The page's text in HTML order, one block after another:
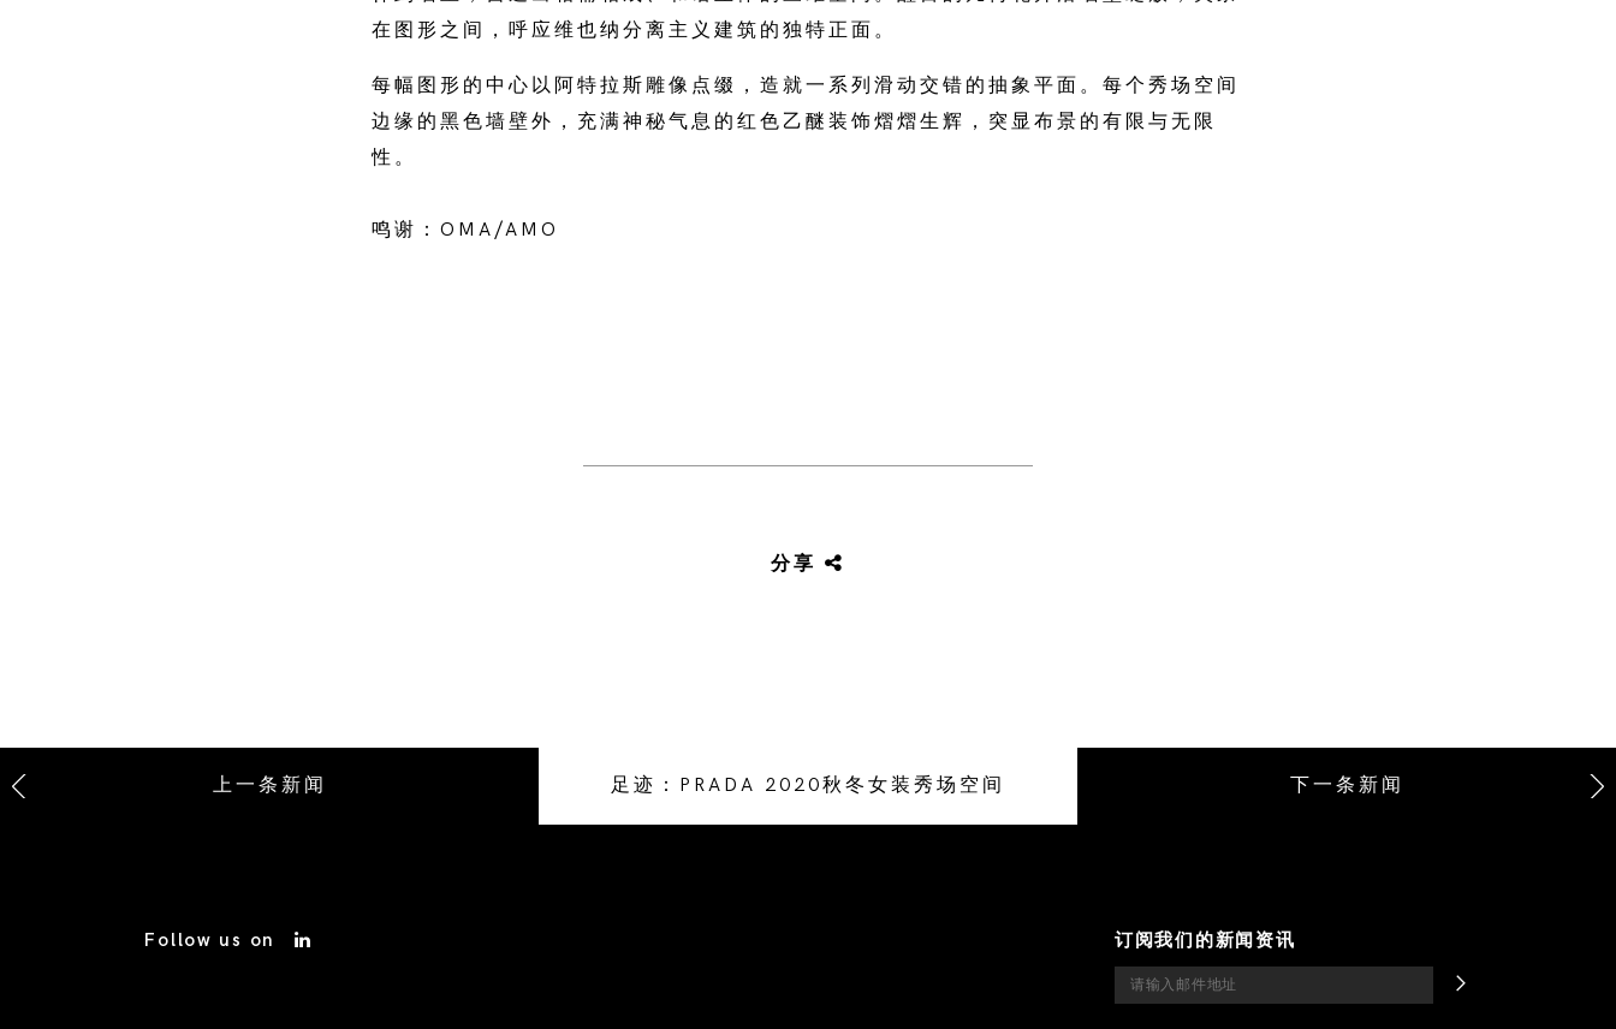
在图形之间，呼应维也纳分离主义建筑的独特正面。
每幅图形的中心以阿特拉斯雕像点缀，造就一系列滑动交错的抽象平面。每个秀场空间
边缘的黑色墙壁外，充满神秘气息的红色乙醚装饰熠熠生辉，突显布景的有限与无限
性。
鸣谢：OMA/AMO
分享
上一条新闻 足迹：PRADA 2020秋冬女装秀场空间 下一条新闻
Follow us on 订阅我们的新闻资讯